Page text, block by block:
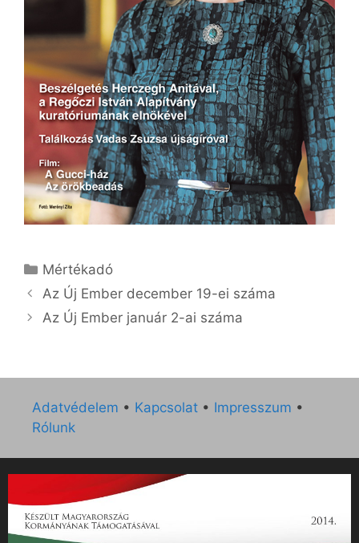
Kategória
Mértékadó
Az Új Ember december 19-ei száma
Az Új Ember január 2-ai száma
Adatvédelem • Kapcsolat • Impresszum •
Rólunk